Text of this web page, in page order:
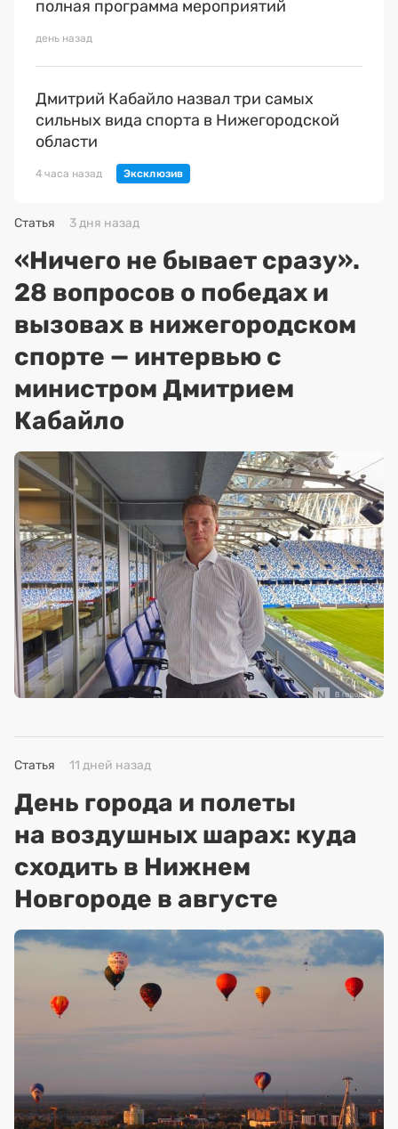
полная программа мероприятий
день назад
Дмитрий Кабайло назвал три самых
сильных вида спорта в Нижегородской
области
4 часа назад
Статья 3 дня назад
«Ничего не бывает сразу».
28 вопросов о победах и
вызовах в нижегородском
спорте — интервью с
министром Дмитрием
Кабайло
Статья 11 дней назад
День города и полеты
на воздушных шарах: куда
сходить в Нижнем
Новгороде в августе